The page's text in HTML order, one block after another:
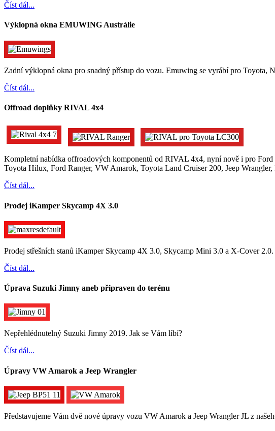
Číst dál...
Výklopná okna EMUWING Austrálie
Zadní výklopná okna pro snadný přístup do vozu. Emuwing se vyrábí pro Toyota,
Číst dál...
Offroad doplňky RIVAL 4x4
Kompletní nabídka offroadových komponentů od RIVAL 4x4, nyní nově i pro
Toyota Hilux, Ford Ranger, VW Amarok, Toyota Land Cruiser 200, Jeep
Číst dál...
Prodej iKamper Skycamp 4X 3.0
Prodej střešních stanů iKamper Skycamp 4X 3.0, Skycamp Mini 3.0 a X-Cover 2.0.
Číst dál...
Úprava Suzuki Jimny aneb připraven do terénu
Nepřehlédnutelný Suzuki Jimny 2019. Jak se Vám líbí?
Číst dál...
Úpravy VW Amarok a Jeep Wrangler
Představujeme Vám dvě nové úpravy vozu VW Amarok a Jeep Wrangler JL z